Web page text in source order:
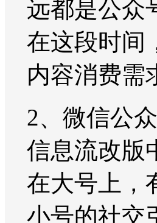
远都是公众
在这段时间
内容消费需
2、微信公
信息流改版
在大号上，
小号的社交